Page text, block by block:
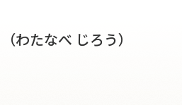
（わたなべ じろう）